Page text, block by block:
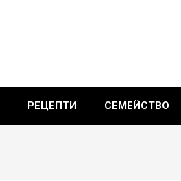
РЕЦЕПТИ СЕМЕЙСТВО